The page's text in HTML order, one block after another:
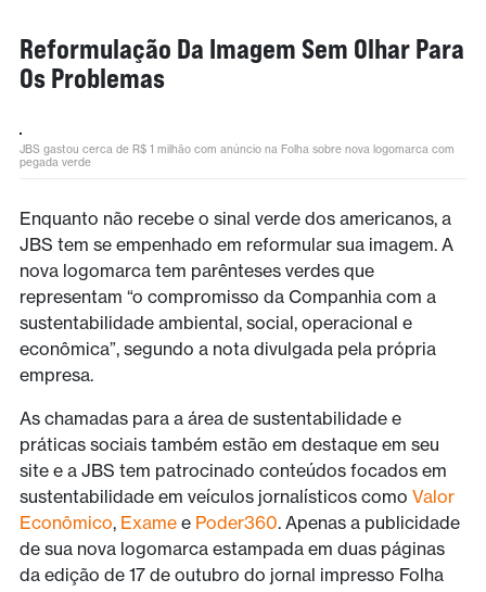
Reformulação Da Imagem Sem Olhar Para
Os Problemas
JBS gastou cerca de R$ 1 milhão com anúncio na Folha sobre nova logomarca com
pegada verde
Enquanto não recebe o sinal verde dos americanos, a
JBS tem se empenhado em reformular sua imagem. A
nova logomarca tem parênteses verdes que
representam “o compromisso da Companhia com a
sustentabilidade ambiental, social, operacional e
econômica”, segundo a nota divulgada pela própria
empresa.
As chamadas para a área de sustentabilidade e
práticas sociais também estão em destaque em seu
site e a JBS tem patrocinado conteúdos focados em
sustentabilidade em veículos jornalísticos como Valor
Econômico, Examee Poder360. Apenas a publicidade
de sua nova logomarca estampada em duas páginas
da edição de 17 de outubro do jornal impresso Folha